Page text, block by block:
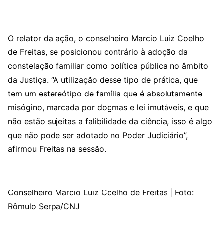
O relator da ação, o conselheiro Marcio Luiz Coelho
de Freitas, se posicionou contrário à adoção da
constelação familiar como política pública no âmbito
da Justiça. “A utilização desse tipo de prática, que
tem um estereótipo de família que é absolutamente
misógino, marcada por dogmas e lei imutáveis, e que
não estão sujeitas a falibilidade da ciência, isso é algo
que não pode ser adotado no Poder Judiciário”,
afirmou Freitas na sessão.
Conselheiro Marcio Luiz Coelho de Freitas | Foto:
Rômulo Serpa/CNJ